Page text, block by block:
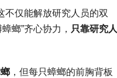
不仅能解放研究人员的双
螂”齐心协力， 只靠研究人
，但每只蟑螂的前胸背板